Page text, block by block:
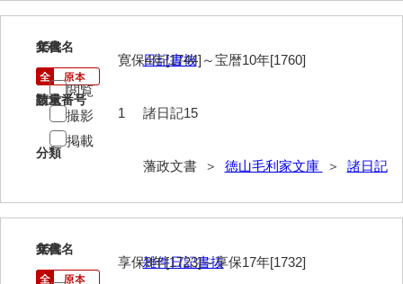
諸日記
他境役人奉書録
諸村奉書控
御手伝記
15
文書名
日記書抜
請求番号
諸日記15
分類
藩政文書 ＞ 徳山毛利家文庫 ＞ 諸日記
年代
寛保4年[1744]～宝暦10年[1760]
数量
1
閲覧
撮影
掲載
16
文書名
雑件日記書抜
年代
享保8年[1723]～享保17年[1732]